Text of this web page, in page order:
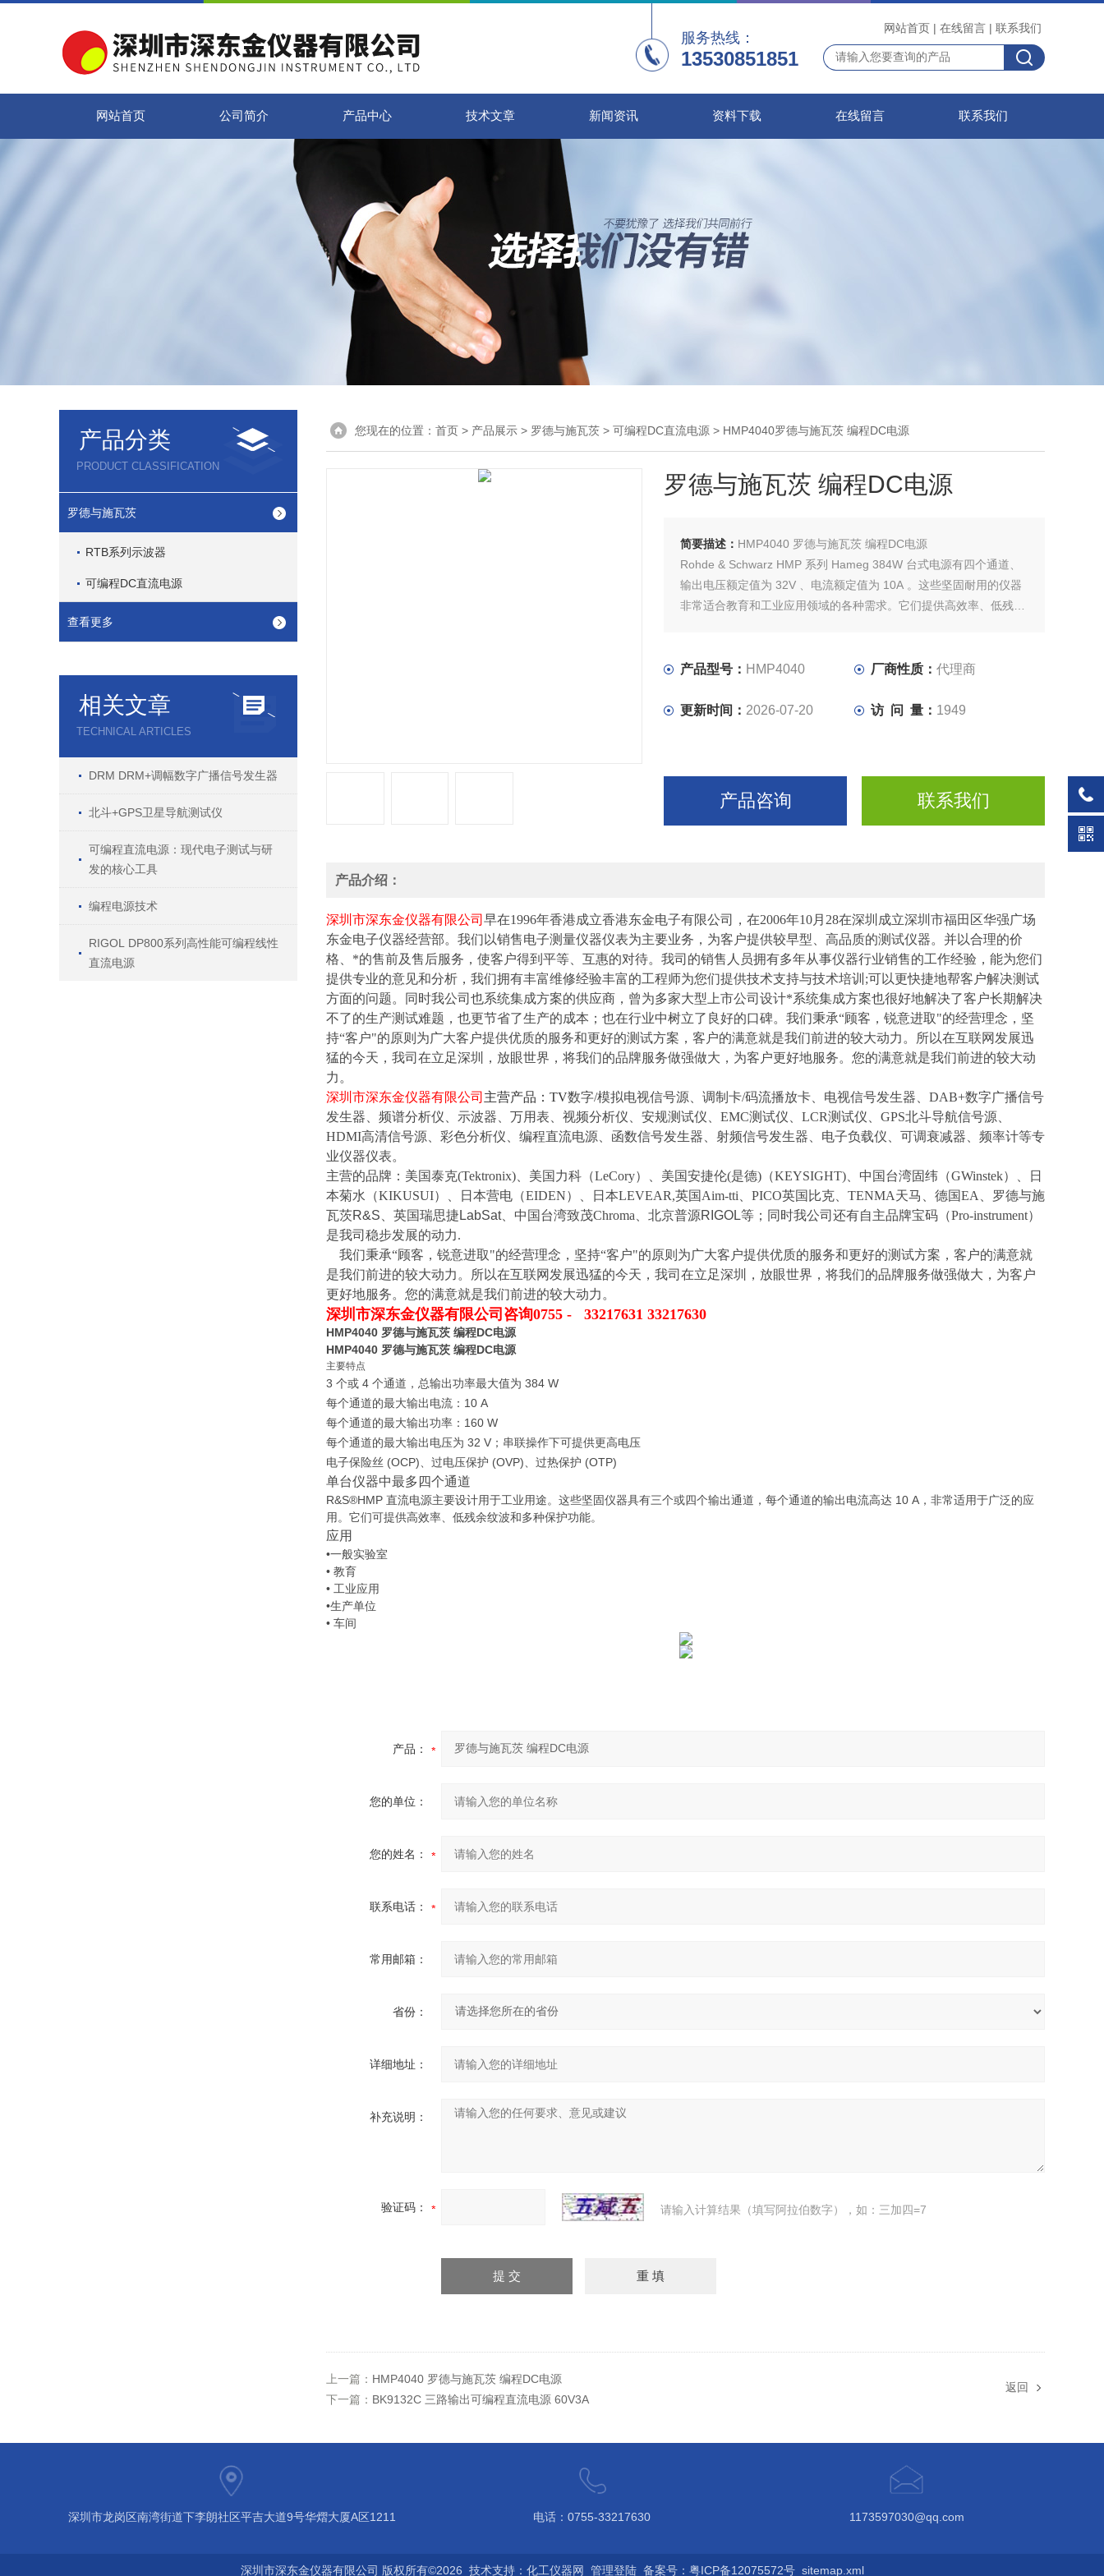
网站首页 | 在线留言 | 联系我们
服务热线：
13530851851
网站首页 公司简介 产品中心 技术文章 新闻资讯 资料下载 在线留言 联系我们
产品分类
PRODUCT CLASSIFICATION
罗德与施瓦茨
RTB系列示波器
可编程DC直流电源
查看更多
相关文章
TECHNICAL ARTICLES
DRM DRM+调幅数字广播信号发生器
北斗+GPS卫星导航测试仪
可编程直流电源：现代电子测试与研
发的核心工具
编程电源技术
RIGOL DP800系列高性能可编程线性
直流电源
您现在的位置： 首页 > 产品展示 > 罗德与施瓦茨 > 可编程DC直流电源 > HMP4040罗德与施瓦茨 编程DC电源
罗德与施瓦茨 编程DC电源
简要描述： HMP4040 罗德与施瓦茨 编程DC电源
Rohde & Schwarz HMP 系列 Hameg 384W 台式电源有四个通道、
输出电压额定值为 32V 、电流额定值为 10A 。这些坚固耐用的仪器
非常适合教育和工业应用领域的各种需求。它们提供高效率、低残余
产品型号： HMP4040 厂商性质：代理商
更新时间： 2026-07-20 访 问 量： 1949
产品咨询 联系我们
产品介绍：
深圳市深东金仪器有限公司 早在1996年香港成立香港东金电子有限公司，在2006年10月28在深圳成立深圳市福田区华强广场
东金电子仪器经营部。我们以销售电子测量仪器仪表为主要业务，为客户提供较早型、高品质的测试仪器。并以合理的价
格、*的售前及售后服务，使客户得到平等、互惠的对待。我司的销售人员拥有多年从事仪器行业销售的工作经验，能为您们
提供专业的意见和分析，我们拥有丰富维修经验丰富的工程师为您们提供技术支持与技术培训;可以更快捷地帮客户解决测试
方面的问题。同时我公司也系统集成方案的供应商，曾为多家大型上市公司设计*系统集成方案也很好地解决了客户长期解决
不了的生产测试难题，也更节省了生产的成本；也在行业中树立了良好的口碑。 我们秉承“顾客，锐意进取"的经营理念，坚
持“客户"的原则为广大客户提供优质的服务和更好的测试方案，客户的满意就是我们前进的较大动力。所以在互联网发展迅
猛的今天，我司在立足深圳，放眼世界，将我们的品牌服务做强做大，为客户更好地服务。您的满意就是我们前进的较大动
力。
深圳市深东金仪器有限公司 主营产品 ： TV数字/模拟电视信号源、 调制 卡/码流播放卡 、电视信号发生器、 DAB+数字广播信号
发生器
频谱分析仪 示波器、 万用表 、视频分析仪、安规测试仪、 EMC测试仪、 LCR测试仪、 GPS北斗导航信号源
HDMI高清信号源 彩色分析仪 编程直流电源 函数信号发生器 射频信号发生器 电子负载仪 可调衰减器
频率计等专
业仪器仪表。
主营的品牌：美国泰克(Tektronix) 、美国力科（LeCory）、 美国安捷伦(是德)（KEYSIGHT) 、中国台湾固纬（GWinstek）、日
本菊水（KIKUSUI）、日本营电（EIDEN）、日本LEVEAR,英国Aim-tti、 PICO英国比克、 TENMA天马 德国EA
罗德与施
瓦茨R&S 英国瑞思捷 LabSat、 中国台湾致茂Chroma 北京普源RIGOL等；同时我公司还有自主品牌宝码（Pro-instrument）
是我司稳步发展的动力.
我们秉承“顾客，锐意进取"的经营理念，坚持“客户"的原则为广大客户提供优质的服务和更好的测试方案，客户的满意就
是我们前进的较大动力。所以在互联网发展迅猛的今天，我司在立足深圳，放眼世界，将我们的品牌服务做强做大，为客户
更好地服务。您的满意就是我们前进的较大动力。
深圳市深东金仪器有限公司 咨询0755 - 33217631 33217630
HMP4040 罗德与施瓦茨 编程DC电源
HMP4040 罗德与施瓦茨 编程DC电源
主要特点
3 个或 4 个通道，总输出功率最大值为 384 W
每个通道的最大输出电流：10 A
每个通道的最大输出功率：160 W
每个通道的最大输出电压为 32 V；串联操作下可提供更高电压
电子保险丝 (OCP)、过电压保护 (OVP)、过热保护 (OTP)
单台仪器中最多四个通道
R&S®HMP 直流电源主要设计用于工业用途。这些坚固仪器具有三个或四个输出通道，每个通道的输出电流高达 10 A，非常适用于广泛的应
用。它们可提供高效率、低残余纹波和多种保护功能。
应用
•一般实验室
• 教育
• 工业应用
•生产单位
• 车间
产品：
您的单位：
您的姓名：
联系电话：
常用邮箱：
省份：
详细地址：
补充说明：
验证码： 请输入计算结果（填写阿拉伯数字），如：三加四=7
上一篇： HMP4040 罗德与施瓦茨 编程DC电源
下一篇： BK9132C 三路输出可编程直流电源 60V3A
返回
深圳市龙岗区南湾街道下李朗社区平吉大道9号华熠大厦A区1211 电话：0755-33217630 1173597030@qq.com
深圳市深东金仪器有限公司 版权所有©2026 技术支持： 化工仪器网 管理登陆 备案号：粤ICP备12075572号 sitemap.xml